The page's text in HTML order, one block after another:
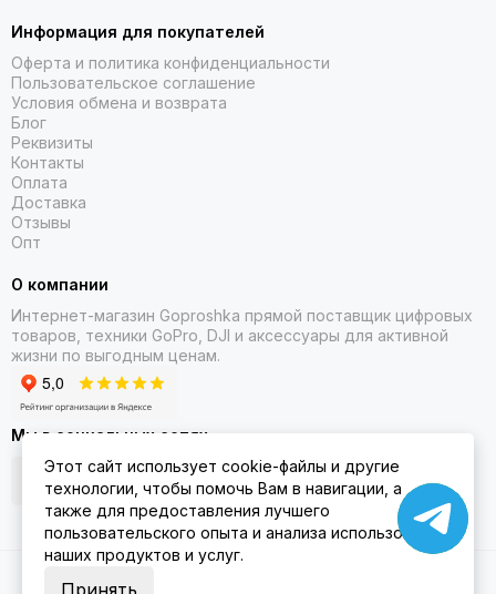
Информация для покупателей
Оферта и политика конфиденциальности
Пользовательское соглашение
Условия обмена и возврата
Блог
Реквизиты
Контакты
Оплата
Доставка
Отзывы
Опт
О компании
Интернет-магазин Goproshka прямой поставщик цифровых
товаров, техники GoPro, DJI и аксессуары для активной
жизни по выгодным ценам.
Мы в социальных сетях
Этот сайт использует cookie-файлы и другие
технологии, чтобы помочь Вам в навигации, а
также для предоставления лучшего
пользовательского опыта и анализа использования
наших продуктов и услуг.
Принять